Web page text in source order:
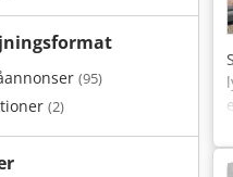
(95)
(2)